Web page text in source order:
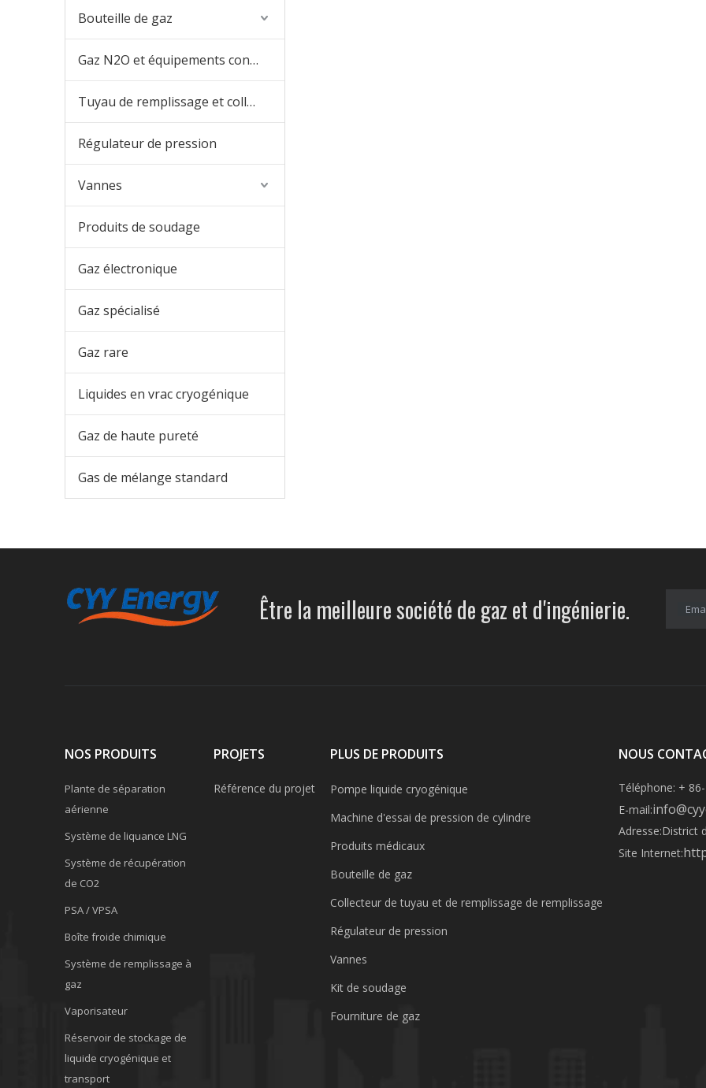
Bouteille de gaz
Gaz N2O et équipements connexes
Tuyau de remplissage et collecteur de remplissage
Régulateur de pression
Vannes
Produits de soudage
Gaz électronique
Gaz spécialisé
Gaz rare
Liquides en vrac cryogénique
Gaz de haute pureté
Gas de mélange standard
Être la meilleure société de gaz et d'ingénierie.
NOS PRODUITS
Plante de séparation
aérienne
Système de liquance LNG
Système de récupération
de CO2
PSA / VPSA
Boîte froide chimique
Système de remplissage à
gaz
Vaporisateur
Réservoir de stockage de
liquide cryogénique et
transport
PROJETS
Référence du projet
PLUS DE PRODUITS
Pompe liquide cryogénique
Machine d'essai de pression de cylindre
Produits médicaux
Bouteille de gaz
Collecteur de tuyau et de remplissage de remplissage
Régulateur de pression
Vannes
Kit de soudage
Fourniture de gaz
NOUS
Téléphone: +
E-mail:
Adresse:District
Site Internet: